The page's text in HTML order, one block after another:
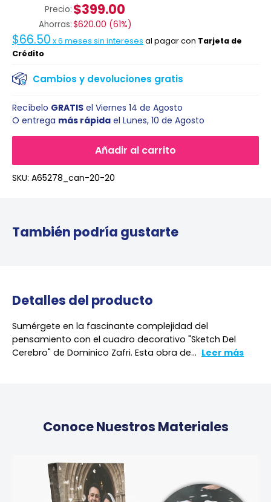
Precio: $399.00
Ahorras:$620.00 (61%)
$66.50 x6 meses sin intereses al pagar con Tarjeta de
Crédito
Cambios y devoluciones gratis
Añadir al carrito
Recíbelo GRATIS el Viernes 14 de Agosto
O entrega más rápida el Lunes, 10 de Agosto
SKU: A65278_can-20-20
También podría gustarte
Detalles del producto
Sumérgete en la fascinante complejidad del
pensamiento con el cuadro decorativo "Sketch Del
Cerebro" de Dominico Zafri. Esta obra de... Leer más
Conoce Nuestros Materiales